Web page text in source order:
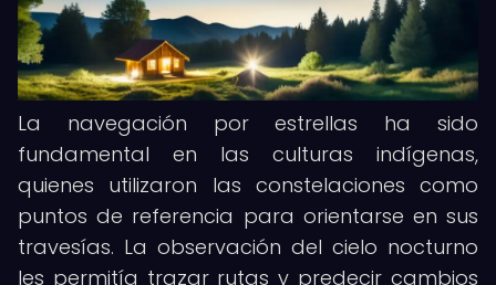
La navegación por estrellas ha sido
fundamental en las culturas indígenas,
quienes utilizaron las constelaciones como
puntos de referencia para orientarse en sus
travesías. La observación del cielo nocturno
les permitía trazar rutas y predecir cambios